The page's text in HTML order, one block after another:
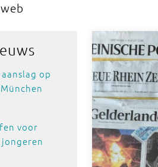
op
voor